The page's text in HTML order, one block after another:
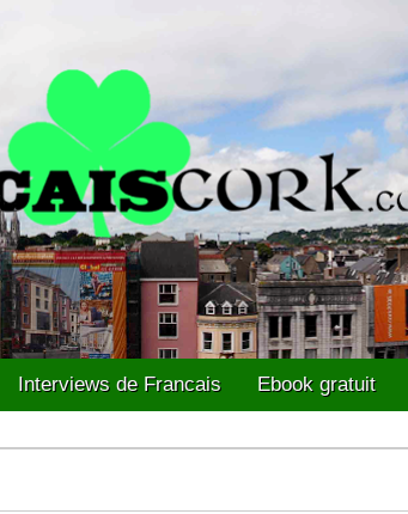
Interviews de Francais Ebook gratuit